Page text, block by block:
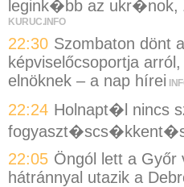
legink�bb az ukr�nok,
KURUC.INFO
22:30 Szombaton dönt
képviselőcsoportja
elnöknek – a nap hírei
22:24 Holnapt�l
22:05 Öngól lett a Győr
hátránnyal utazik a